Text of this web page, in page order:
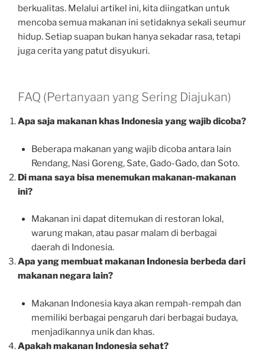
berkualitas. Melalui artikel ini, kita diingatkan untuk
mencoba semua makanan ini setidaknya sekali seumur
hidup. Setiap suapan bukan hanya sekadar rasa, tetapi
juga cerita yang patut disyukuri.
FAQ (Pertanyaan yang Sering Diajukan)
Apa saja makanan khas Indonesia yang wajib dicoba?
Beberapa makanan yang wajib dicoba antara lain
Rendang, Nasi Goreng, Sate, Gado-Gado, dan Soto.
Di mana saya bisa menemukan makanan-makanan
ini?
Makanan ini dapat ditemukan di restoran lokal,
warung makan, atau pasar malam di berbagai
daerah di Indonesia.
Apa yang membuat makanan Indonesia berbeda dari
makanan negara lain?
Makanan Indonesia kaya akan rempah-rempah dan
memiliki berbagai pengaruh dari berbagai budaya,
menjadikannya unik dan khas.
Apakah makanan Indonesia sehat?